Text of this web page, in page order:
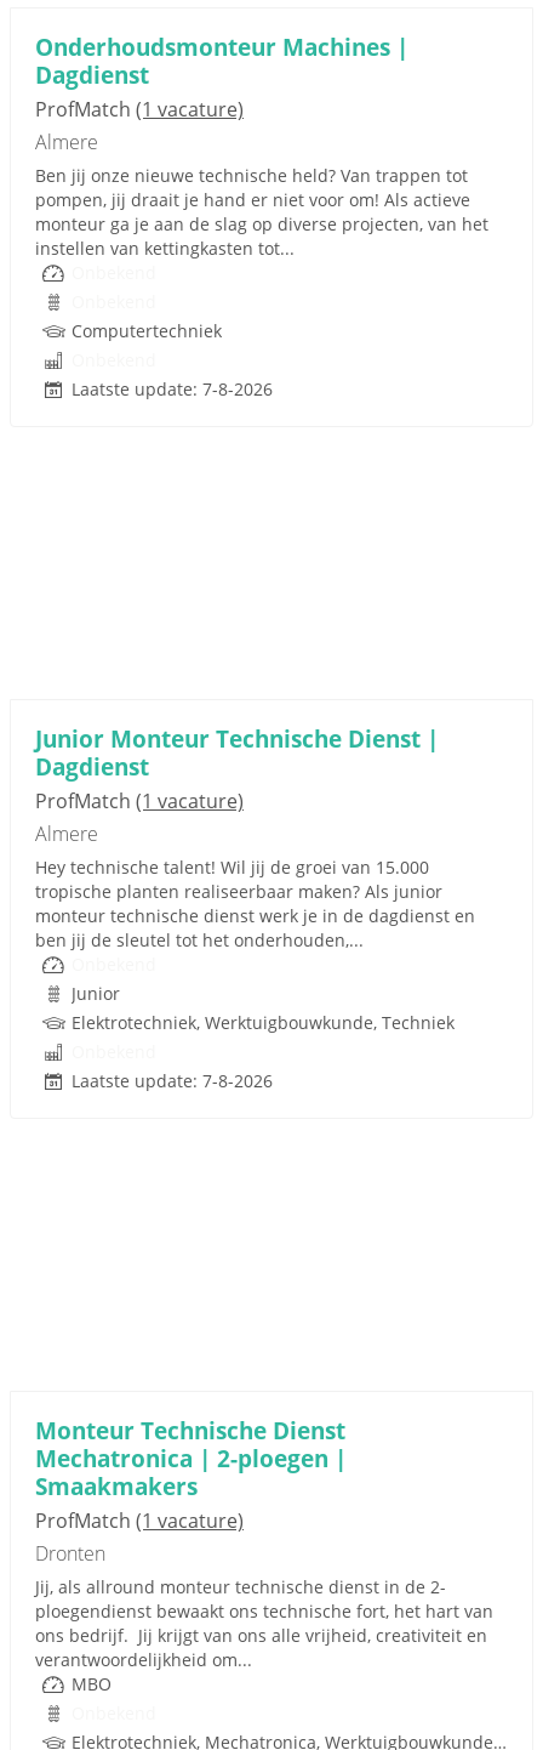
Onderhoudsmonteur Machines |
Dagdienst
ProfMatch (1 vacature)
Almere
Ben jij onze nieuwe technische held? Van trappen tot
pompen, jij draait je hand er niet voor om! Als actieve
monteur ga je aan de slag op diverse projecten, van het
instellen van kettingkasten tot...
Computertechniek
Laatste update: 7-8-2026
Junior Monteur Technische Dienst |
Dagdienst
ProfMatch (1 vacature)
Almere
Hey technische talent! Wil jij de groei van 15.000
tropische planten realiseerbaar maken? Als junior
monteur technische dienst werk je in de dagdienst en
ben jij de sleutel tot het onderhouden,...
Junior
Elektrotechniek, Werktuigbouwkunde, Techniek
Laatste update: 7-8-2026
Monteur Technische Dienst
Mechatronica | 2-ploegen |
Smaakmakers
ProfMatch (1 vacature)
Dronten
Jij, als allround monteur technische dienst in de 2-
ploegendienst bewaakt ons technische fort, het hart van
ons bedrijf. Jij krijgt van ons alle vrijheid, creativiteit en
verantwoordelijkheid om...
MBO
Elektrotechniek, Mechatronica, Werktuigbouwkunde, Pneumatiek